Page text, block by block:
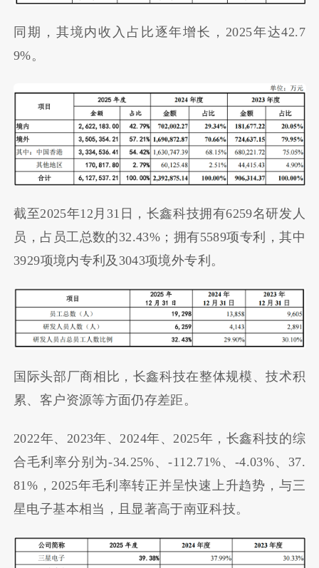
同期，其境内收入占比逐年增长，2025年达42.7
9%。
截至2025年12月31日，长鑫科技拥有6259名研发人
员，占员工总数的32.43%；拥有5589项专利，其中
3929项境内专利及3043项境外专利。
国际头部厂商相比，长鑫科技在整体规模、技术积
累、客户资源等方面仍存差距。
2022年、2023年、2024年、2025年，长鑫科技的综
合毛利率分别为-34.25%、-112.71%、-4.03%、37.
81%，2025年毛利率转正并呈快速上升趋势，与三
星电子基本相当，且显著高于南亚科技。